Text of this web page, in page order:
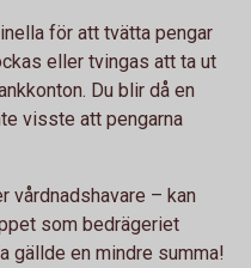
för att tvätta pengar
eller tvingas att ta ut
Du blir då en
visste att pengarna
vårdnadshavare – kan
som bedrägeriet
gällde en mindre summa!